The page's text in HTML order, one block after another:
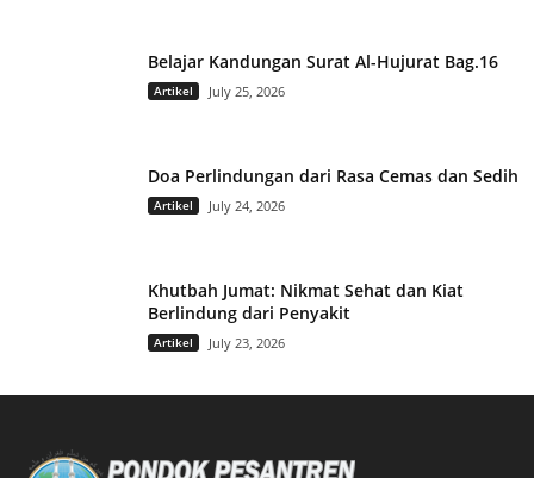
Belajar Kandungan Surat Al-Hujurat Bag.16
Artikel July 25, 2026
Doa Perlindungan dari Rasa Cemas dan Sedih
Artikel July 24, 2026
Khutbah Jumat: Nikmat Sehat dan Kiat
Berlindung dari Penyakit
Artikel July 23, 2026